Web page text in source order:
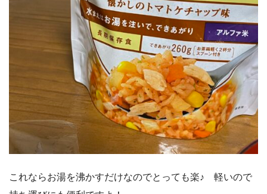
これならお湯を沸かすだけなのでとっても楽♪ 軽いので